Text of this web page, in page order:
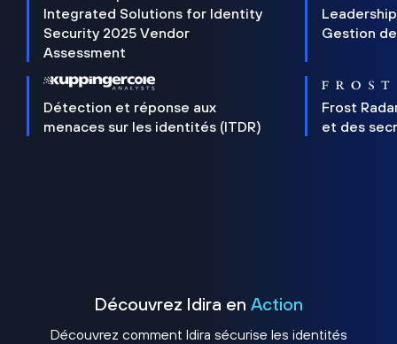
Integrated Solutions for Identity
Security 2025 Vendor
Assessment
Gestion
Détection et réponse aux
menaces sur les identités (ITDR)
Frost
et des
Découvrez Idira en Action
Découvrez comment Idira sécurise les identités